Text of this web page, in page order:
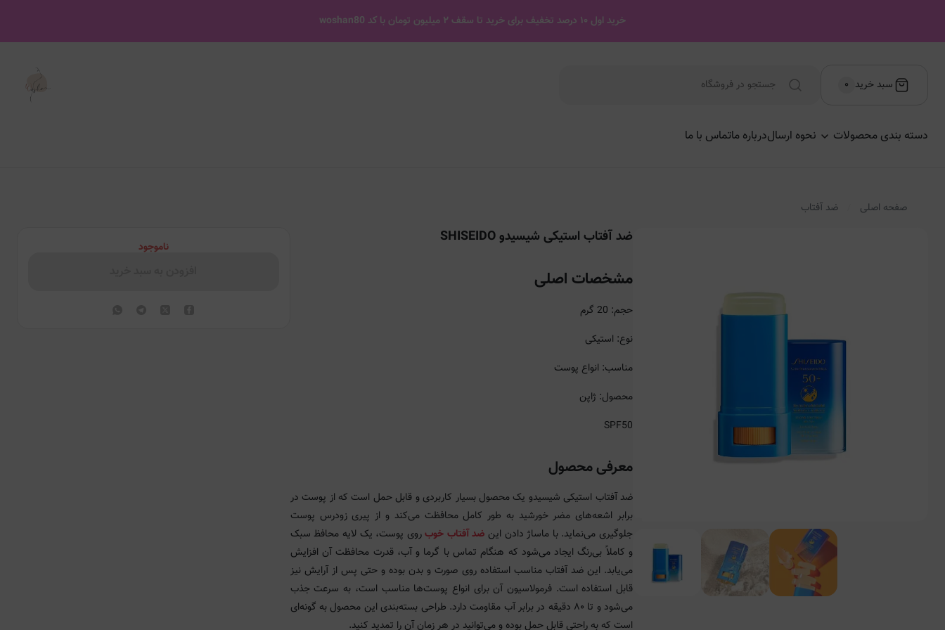
خرید اول ۱۰ درصد تخفیف برای خرید تا سقف ۲ میلیون تومان با کد woshan80
سبد خرید ۰
دسته بندی محصولات نحوه ارسالدرباره ماتماس با ما
صفحه اصلی ضد آفتاب
ضد آفتاب استیکی شیسیدو SHISEIDO
مشخصات اصلی
حجم: 20 گرم
نوع: استیکی
مناسب: انواع پوست
محصول: ژاپن
SPF50
معرفی محصول
ضد آفتاب استیکی شیسیدو یک محصول بسیار کاربردی و قابل حمل است که از پوست در
برابر اشعه‌های مضر خورشید به طور کامل محافظت می‌کند و از پیری زودرس پوست
جلوگیری می‌نماید. با ماساژ دادن این ضد آفتاب خوبروی پوست، یک لایه محافظ سبک
و کاملاً بی‌رنگ ایجاد می‌شود که هنگام تماس با گرما و آب، قدرت محافظت آن افزایش
می‌یابد. این ضد آفتاب مناسب استفاده روی صورت و بدن بوده و حتی پس از آرایش نیز
قابل استفاده است. فرمولاسیون آن برای انواع پوست‌ها مناسب است، به سرعت جذب
می‌شود و تا ۸۰ دقیقه در برابر آب مقاومت دارد. طراحی بسته‌بندی این محصول به گونه‌ای
است که به راحتی قابل حمل بوده و می‌توانید در هر زمان آن را تمدید کنید.
ناموجود